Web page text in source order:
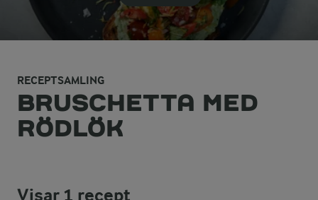
RECEPTSAMLING
BRUSCHETTA MED
RÖDLÖK
Visar1 recept